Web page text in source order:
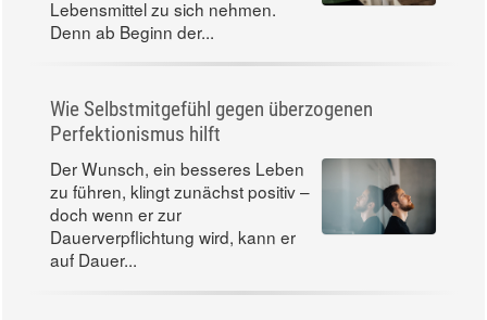
Lebensmittel zu sich nehmen.
Denn ab Beginn der...
Wie Selbstmitgefühl gegen überzogenen
Perfektionismus hilft
Der Wunsch, ein besseres Leben
zu führen, klingt zunächst positiv –
doch wenn er zur
Dauerverpflichtung wird, kann er
auf Dauer...